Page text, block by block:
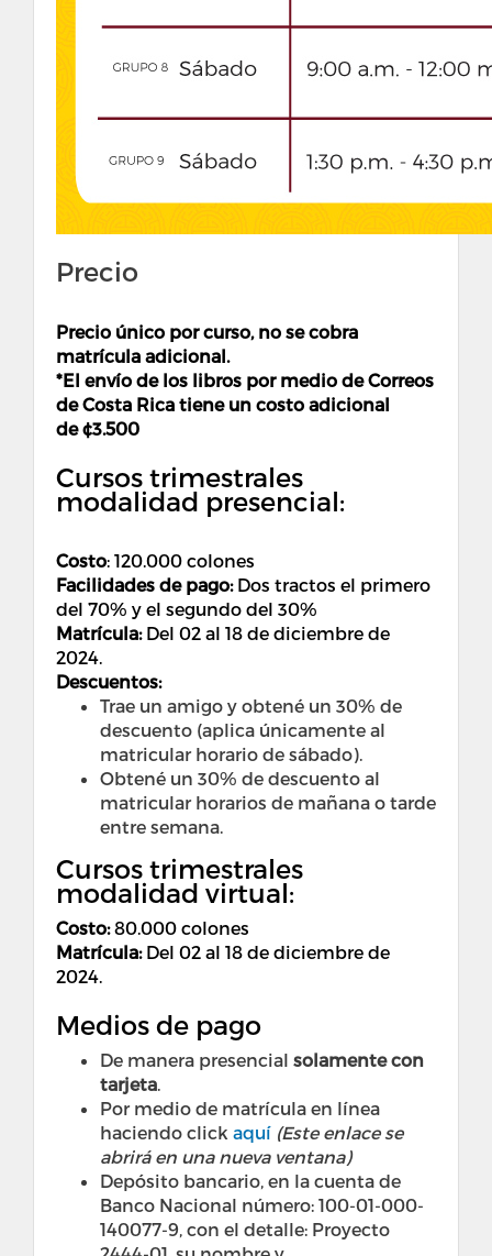
Precio
Precio único por curso, no se cobra
matrícula adicional.
*El envío de los libros por medio de Correos
de Costa Rica tiene un costo adicional
de ¢3.500
Cursos trimestrales
modalidad presencial:
Costo: 120.000 colones
Facilidades de pago:Dos tractos el primero
del 70% y el segundo del 30%
Matrícula: Del 02 al 18 de diciembre de
2024.
Descuentos:
Trae un amigo y obtené un 30% de
descuento (aplica únicamente al
matricular horario de sábado).
Obtené un 30% de descuento al
matricular horarios de mañana o tarde
entre semana.
Cursos trimestrales
modalidad virtual:
Costo:80.000 colones
Matrícula: Del 02 al 18 de diciembre de
2024.
Medios de pago
De manera presencial solamente con
tarjeta.
Por medio de matrícula en línea
haciendo click aquí (Este enlace se
abrirá en una nueva ventana)
Depósito bancario, en la cuenta de
Banco Nacional número: 100-01-000-
140077-9, con el detalle: Proyecto